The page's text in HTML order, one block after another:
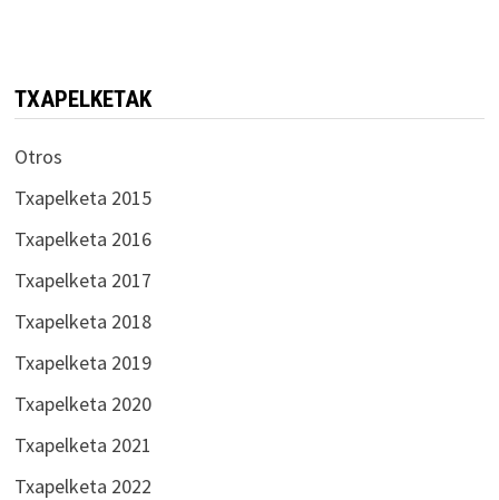
TXAPELKETAK
Otros
Txapelketa 2015
Txapelketa 2016
Txapelketa 2017
Txapelketa 2018
Txapelketa 2019
Txapelketa 2020
Txapelketa 2021
Txapelketa 2022